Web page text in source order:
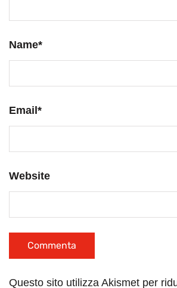
Name*
Email*
Website
Questo sito utilizza Akismet per